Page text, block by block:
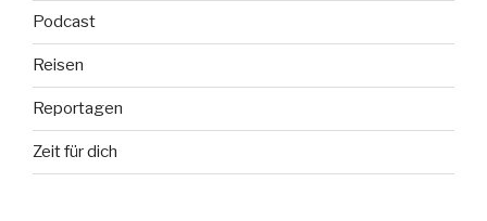
Podcast
Reisen
Reportagen
Zeit für dich